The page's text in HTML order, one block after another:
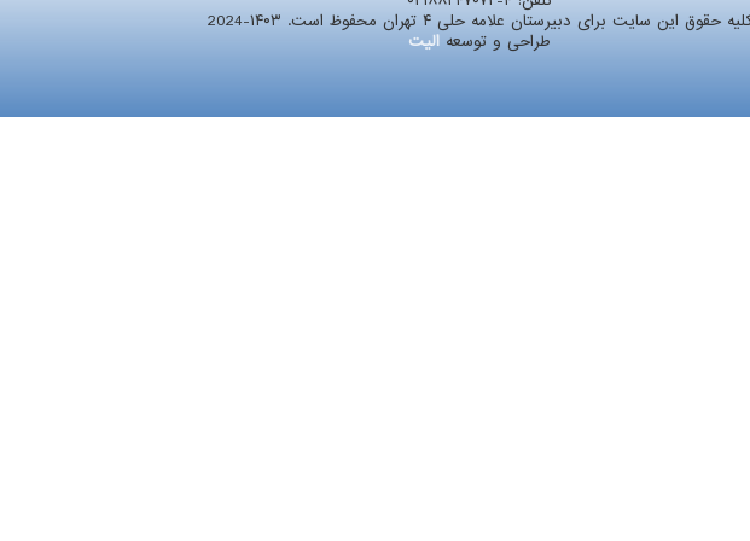
حقوق این سایت برای دبیرستان علامه حلی ۴ تهران محفوظ است. ۱۴۰۳-2024
طراحی و توسعه الیت